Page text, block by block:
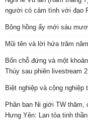
người có cảm tình với đạo
Bông hồng ấy mới sáu
Mũi tên và lời hứa trăm năm
Bốn chỗ đứng và một
Thúy sau phiên livestream
Biệt nghiệp và cộng
Phân ban Ni giới TW
Hưng Yên: Lan tỏa tinh